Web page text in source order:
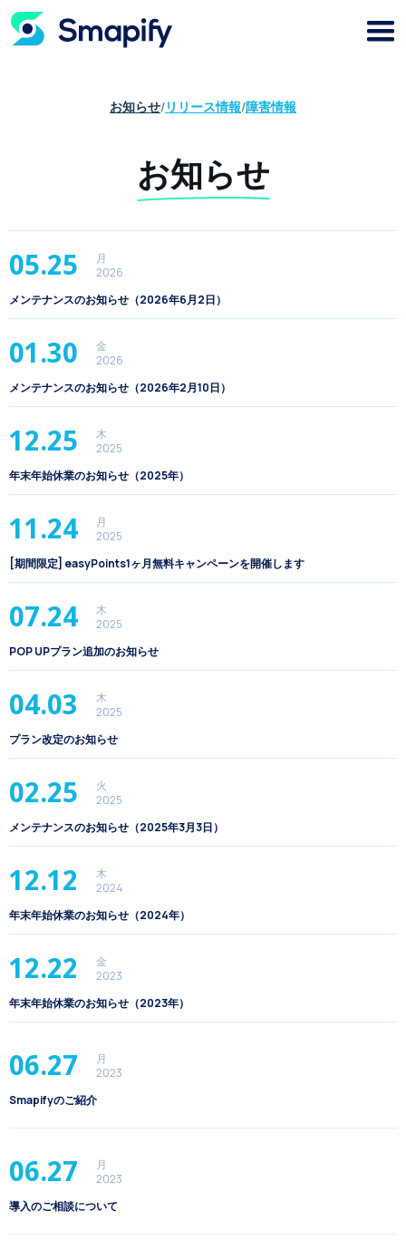
お知らせ/リリース情報/障害情報
お知らせ
05.25
月
2026
メンテナンスのお知らせ（2026年6月2日）
01.30
金
2026
メンテナンスのお知らせ（2026年2月10日）
12.25
木
2025
年末年始休業のお知らせ（2025年）
11.24
月
2025
[期間限定] easyPoints1ヶ月無料キャンペーンを開催します
07.24
木
2025
POP UPプラン追加のお知らせ
04.03
木
2025
プラン改定のお知らせ
02.25
火
2025
メンテナンスのお知らせ（2025年3月3日）
12.12
木
2024
年末年始休業のお知らせ（2024年）
12.22
金
2023
年末年始休業のお知らせ（2023年）
06.27
月
2023
Smapifyのご紹介
06.27
月
2023
導入のご相談について